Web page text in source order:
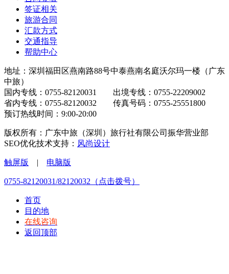
签证相关
旅游合同
汇款方式
交通指导
帮助中心
地址：深圳福田区燕南路88号中泰燕南名庭沃尔玛一楼（广东
中旅）
国内专线：0755-82120031 出境专线：0755-22209002
省内专线：0755-82120032 传真号码：0755-25551800
预订热线时间：9:00-20:00
版权所有：广东中旅（深圳）旅行社有限公司振华营业部
SEO优化技术支持： 风尚设计
触屏版 | 电脑版
0755-82120031/82120032（点击拨号）
首页
目的地
在线咨询
返回顶部